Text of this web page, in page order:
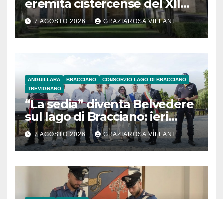
eremita cistercense del XII
secolo
7 AGOSTO 2026 GRAZIAROSA VILLANI
ANGUILLARA BRACCIANO
CONSORZIO LAGO DI BRACCIANO
TREVIGNANO
“La sedia” diventa Belvedere
sul lago di Bracciano: ieri
l’inaugurazione
7 AGOSTO 2026 GRAZIAROSA VILLANI